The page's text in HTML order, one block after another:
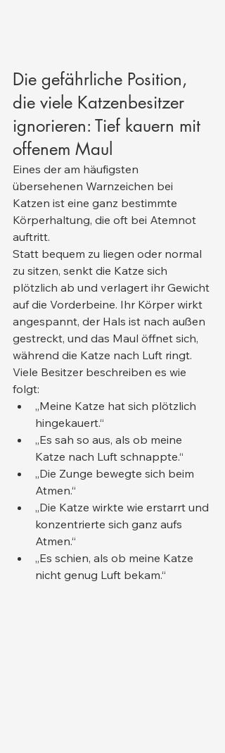
Die gefährliche Position,
die viele Katzenbesitzer
ignorieren: Tief kauern mit
offenem Maul
Eines der am häufigsten
übersehenen Warnzeichen bei
Katzen ist eine ganz bestimmte
Körperhaltung, die oft bei Atemnot
auftritt.
Statt bequem zu liegen oder normal
zu sitzen, senkt die Katze sich
plötzlich ab und verlagert ihr Gewicht
auf die Vorderbeine. Ihr Körper wirkt
angespannt, der Hals ist nach außen
gestreckt, und das Maul öffnet sich,
während die Katze nach Luft ringt.
Viele Besitzer beschreiben es wie
folgt:
„Meine Katze hat sich plötzlich
hingekauert.“
„Es sah so aus, als ob meine
Katze nach Luft schnappte.“
„Die Zunge bewegte sich beim
Atmen.“
„Die Katze wirkte wie erstarrt und
konzentrierte sich ganz aufs
Atmen.“
„Es schien, als ob meine Katze
nicht genug Luft bekam.“